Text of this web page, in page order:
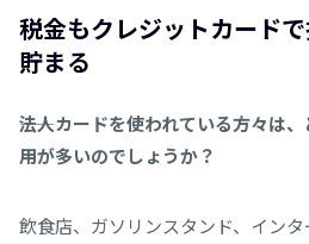
税金もクレジットカード
貯まる
――法人カードを使われている方々は
用が多いのでしょうか？
飲食店、ガソリンスタンド、イン